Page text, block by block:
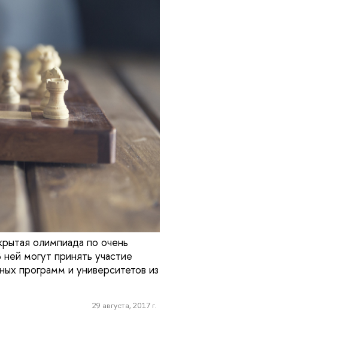
олимпиада по очень
могут принять участие
программ и университетов из
29 августа, 2017 г.